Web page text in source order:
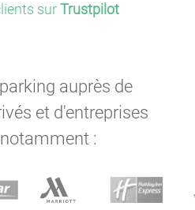
surTrustpilot
auprès de
et d'entreprises
: